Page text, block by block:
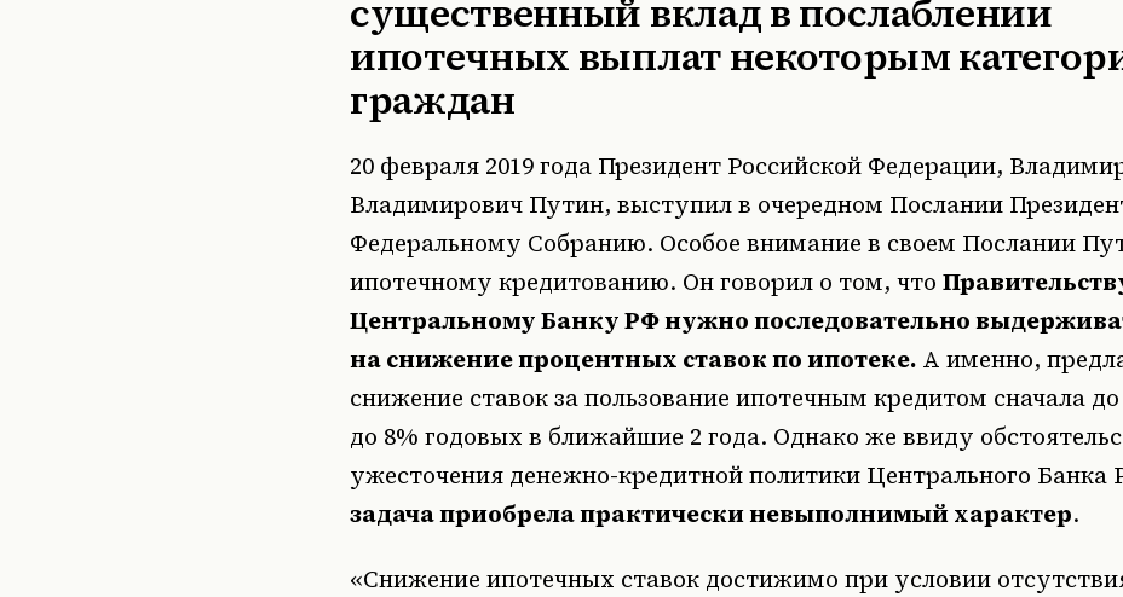
существенный вклад в послаблении
ипотечных выплат некоторым
граждан
20 февраля 2019 года Президент Российской Федерации,
Владимирович Путин, выступил в очередном Послании
Федеральному Собранию. Особое внимание в своем Послании
ипотечному кредитованию. Он говорил о том, что
Центральному Банку РФ нужно последовательно
на снижение процентных ставок по ипотеке. А именно,
снижение ставок за пользование ипотечным кредитом сначала
до 8% годовых в ближайшие 2 года. Однако же ввиду
ужесточения денежно-кредитной политики Центрального Банка
задача приобрела практически невыполнимый характер.
«Снижение ипотечных ставок достижимо при условии